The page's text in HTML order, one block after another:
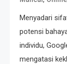
Menyadari
potensi
individu,
mengatasi